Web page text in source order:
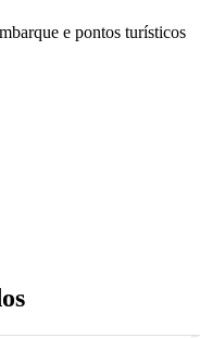
e pontos turísticos